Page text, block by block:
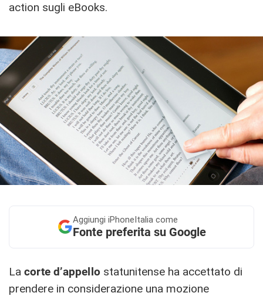
action sugli eBooks.
Aggiungi iPhoneItalia come
Fonte preferita su Google
La corte d’appello statunitense ha accettato di
prendere in considerazione una mozione